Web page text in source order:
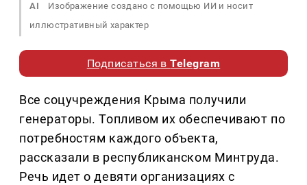
AI
Изображение создано с помощью ИИ и носит
иллюстративный характер
Подписаться вTelegram
Все соцучреждения Крыма получили
генераторы. Топливом их обеспечивают по
потребностям каждого объекта,
рассказали в республиканском Минтруда.
Речь идет о девяти организациях с